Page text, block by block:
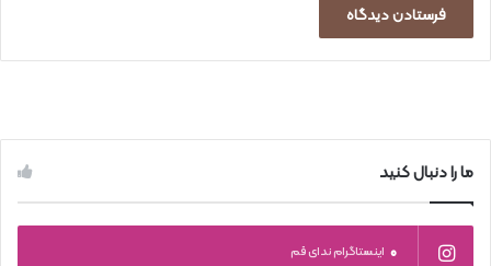
ما را دنبال کنید
0 اینستاگرام ندای قم